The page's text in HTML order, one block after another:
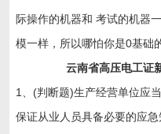
际操作的机器和 考试的机器
模一样，所以哪怕你是0基础
云南省高压电工证
1、(判断题)生产经营单位应
保证从业人员具备必要的应